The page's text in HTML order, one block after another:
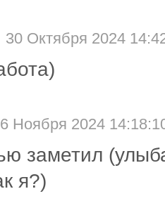
30 Октября 2024
6 Ноября 2024
заметил
я?)